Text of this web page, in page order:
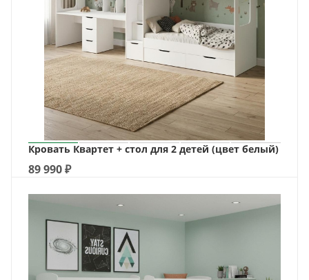
Кровать Квартет + стол для 2 детей (цвет белый)
89 990₽